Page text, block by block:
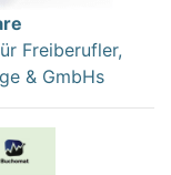
Freiberufler,
& GmbHs